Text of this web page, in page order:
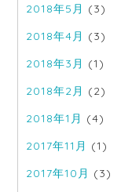
2018年5月 (3)
2018年4月 (3)
2018年3月 (1)
2018年2月 (2)
2018年1月 (4)
2017年11月 (1)
2017年10月 (3)